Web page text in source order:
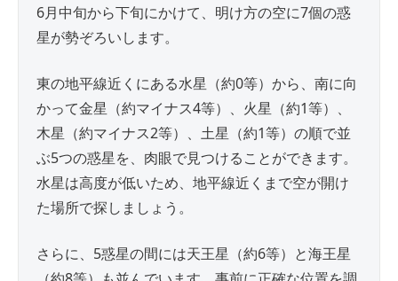
6月中旬から下旬にかけて、明け方の空に7個の惑
星が勢ぞろいします。
東の地平線近くにある水星（約0等）から、南に向
かって金星（約マイナス4等）、火星（約1等）、
木星（約マイナス2等）、土星（約1等）の順で並
ぶ5つの惑星を、肉眼で見つけることができます。
水星は高度が低いため、地平線近くまで空が開け
た場所で探しましょう。
さらに、5惑星の間には天王星（約6等）と海王星